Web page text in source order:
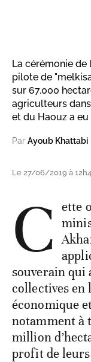
La cérémonie de
pilote de
sur 67.000
agriculteurs
et du Haouz a
Par Ayoub Khattabi
Le 27/06/2019 à
C ette
souverain qui
collectives en
économique
notamment à
million
profit de